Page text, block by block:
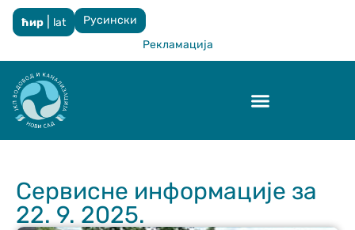
Рекламација
ћир lat Русински
Сервисне информације за
22. 9. 2025.